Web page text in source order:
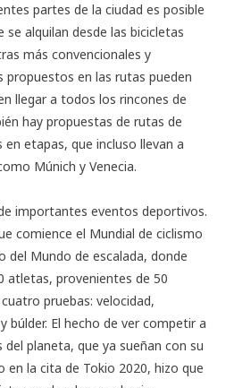
partes de la ciudad es posible
alquilan desde las bicicletas
más convencionales y
en las rutas pueden
llegar a todos los rincones de
hay propuestas de rutas de
etapas, que incluso llevan a
Múnich y Venecia.
importantes eventos deportivos.
comience el Mundial de ciclismo
del Mundo de escalada, donde
atletas, provenientes de 50
pruebas: velocidad,
búlder. El hecho de ver competir a
planeta, que ya sueñan con su
en la cita de Tokio 2020, hizo que